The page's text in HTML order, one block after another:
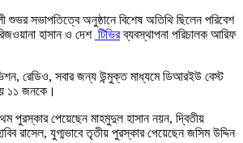
সভাপতিত্বে অনুষ্ঠানে বিশেষ অতিথি ছিলেন পরিবেশ
হাসান ও দেশ টিভিরব্যবস্থাপনা পরিচালক আরিফ
রেডিও, সবার জন্য উন্মুক্ত মাধ্যমে ডিআরইউ বেস্ট
১১ জনকে।
পুরস্কার পেয়েছেন মাহমুদুল হাসান নয়ন, দ্বিতীয়
রাসেল, যুগ্মভাবে তৃতীয় পুরস্কার পেয়েছেন জসিম উদ্দিন